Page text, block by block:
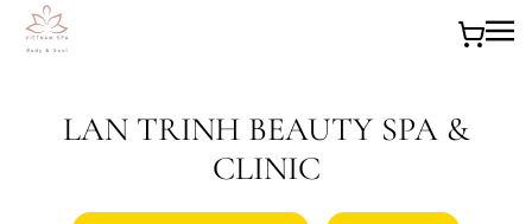
LAN TRINH BEAUTY SPA &
CLINIC